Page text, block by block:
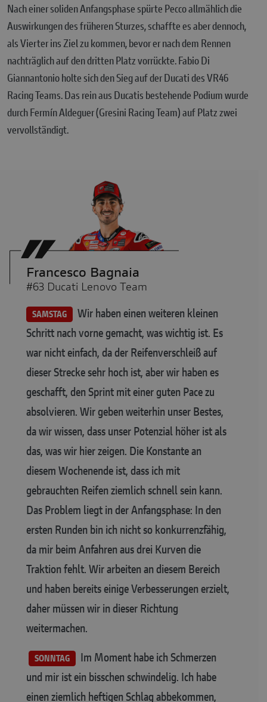
Nach einer soliden Anfangsphase spürte Pecco allmählich die
Auswirkungen des früheren Sturzes, schaffte es aber dennoch,
als Vierter ins Ziel zu kommen, bevor er nach dem Rennen
nachträglich auf den dritten Platz vorrückte. Fabio Di
Giannantonio holte sich den Sieg auf der Ducati des VR46
Racing Teams. Das rein aus Ducatis bestehende Podium wurde
durch Fermín Aldeguer (Gresini Racing Team) auf Platz zwei
vervollständigt.
Francesco Bagnaia
#63 Ducati Lenovo Team
SAMSTAG Wir haben einen weiteren kleinen
Schritt nach vorne gemacht, was wichtig ist. Es
war nicht einfach, da der Reifenverschleiß auf
dieser Strecke sehr hoch ist, aber wir haben es
geschafft, den Sprint mit einer guten Pace zu
absolvieren. Wir geben weiterhin unser Bestes,
da wir wissen, dass unser Potenzial höher ist als
das, was wir hier zeigen. Die Konstante an
diesem Wochenende ist, dass ich mit
gebrauchten Reifen ziemlich schnell sein kann.
Das Problem liegt in der Anfangsphase: In den
ersten Runden bin ich nicht so konkurrenzfähig,
da mir beim Anfahren aus drei Kurven die
Traktion fehlt. Wir arbeiten an diesem Bereich
und haben bereits einige Verbesserungen erzielt,
daher müssen wir in dieser Richtung
weitermachen.
SONNTAG Im Moment habe ich Schmerzen
und mir ist ein bisschen schwindelig. Ich habe
einen ziemlich heftigen Schlag abbekommen,